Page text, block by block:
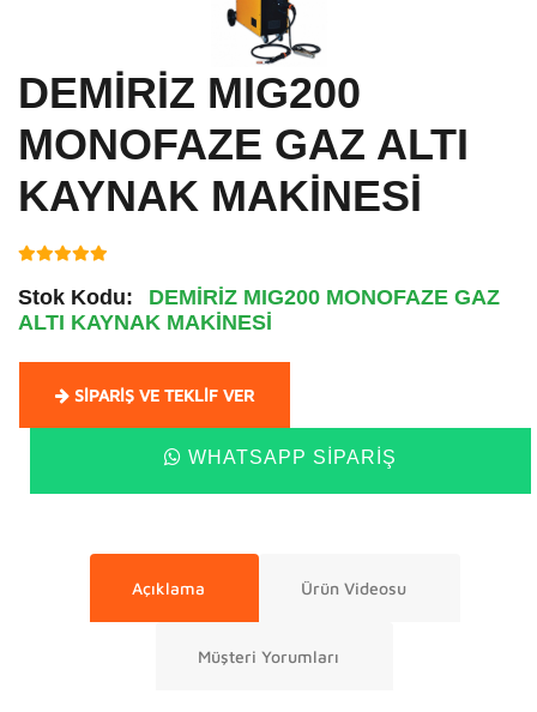
DEMİRİZ MIG200
MONOFAZE GAZ ALTI
KAYNAK MAKİNESİ
Stok Kodu:
DEMİRİZ MIG200 MONOFAZE GAZ
ALTI KAYNAK MAKİNESİ
SIPARIŞ VE TEKLIF VER
WHATSAPP SIPARIŞ
Açıklama Ürün Videosu
Müşteri Yorumları